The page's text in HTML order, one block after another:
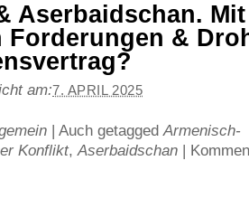
Aserbaidschan. Mit
Forderungen &
am:7. APRIL 2025
| Auch getaggedArmenisch-
Konflikt,Aserbaidschan |